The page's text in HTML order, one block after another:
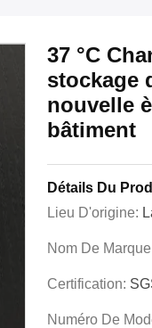
37 °C
stockage
nouvelle
bâtiment
Détails Du
Lieu D'origine:
Nom De
Certification:
Numéro De